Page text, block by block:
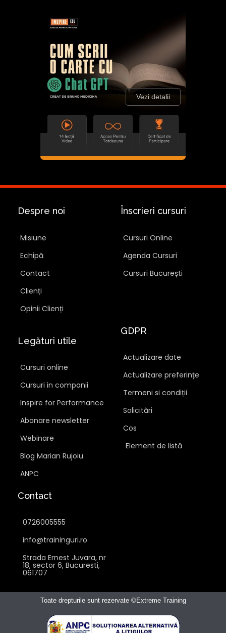
Vezi detalii
Despre noi
Misiune
Echipă
Contact
Clienți
Opinii Clienți
Înscrieri cursuri
Cursuri Online
Agenda Cursuri
Cursuri București
Legături utile
Cursuri online
Cursuri in companii
Inspire for Performance
Abonare newsletter
Webinare
Blog Marian Rujoiu
ANPC
GDPR
Actualizare date
Actualizare preferințe
Termeni si condiții
Solicitări
Cos
Element de listă
Contact
0726005555
info@traininguri.ro
Strada Ernest Juvara, nr
18, sector 6, Bucuresti,
061707
Toate drepturile sunt rezervate ©Extreme Training